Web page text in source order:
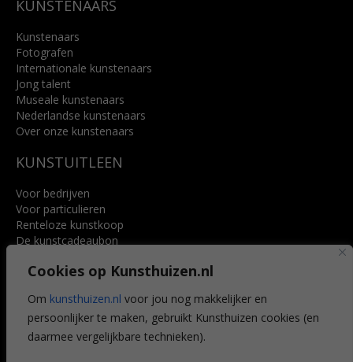
Cookies op Kunsthuizen.nl
Om kunsthuizen.nl voor jou nog makkelijker en
persoonlijker te maken, gebruikt Kunsthuizen cookies (en
daarmee vergelijkbare technieken).
KUNSTENAARS
Kunstenaars
Fotografen
Internationale kunstenaars
Jong talent
Museale kunstenaars
Nederlandse kunstenaars
Over onze kunstenaars
KUNSTUITLEEN
Voor bedrijven
Voor particulieren
Renteloze kunstkoop
De kunstcadeaubon
Voordelen
Veelgestelde vragen
CONTACT